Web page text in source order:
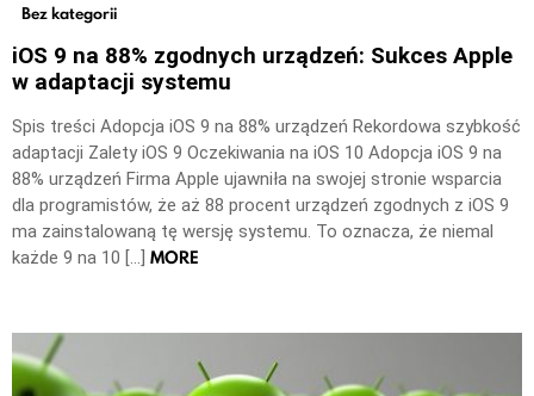
Bez kategorii
iOS 9 na 88% zgodnych urządzeń: Sukces Apple
w adaptacji systemu
Spis treści Adopcja iOS 9 na 88% urządzeń Rekordowa szybkość
adaptacji Zalety iOS 9 Oczekiwania na iOS 10 Adopcja iOS 9 na
88% urządzeń Firma Apple ujawniła na swojej stronie wsparcia
dla programistów, że aż 88 procent urządzeń zgodnych z iOS 9
ma zainstalowaną tę wersję systemu. To oznacza, że niemal
każde 9 na 10 […] MORE